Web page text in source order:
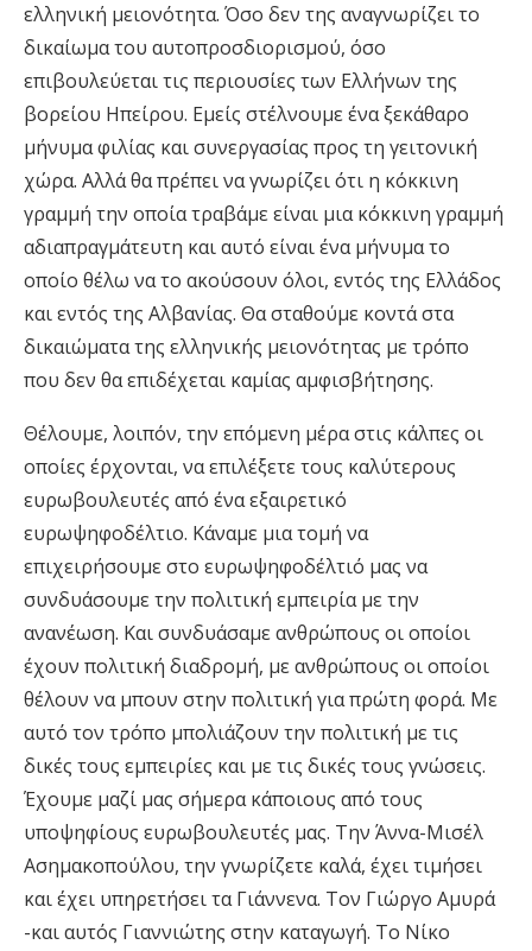
ελληνική μειονότητα. Όσο δεν της αναγνωρίζει το
δικαίωμα του αυτοπροσδιορισμού, όσο
επιβουλεύεται τις περιουσίες των Ελλήνων της
βορείου Ηπείρου. Εμείς στέλνουμε ένα ξεκάθαρο
μήνυμα φιλίας και συνεργασίας προς τη γειτονική
χώρα. Αλλά θα πρέπει να γνωρίζει ότι η κόκκινη
γραμμή την οποία τραβάμε είναι μια κόκκινη γραμμή
αδιαπραγμάτευτη και αυτό είναι ένα μήνυμα το
οποίο θέλω να το ακούσουν όλοι, εντός της Ελλάδος
και εντός της Αλβανίας. Θα σταθούμε κοντά στα
δικαιώματα της ελληνικής μειονότητας με τρόπο
που δεν θα επιδέχεται καμίας αμφισβήτησης.
Θέλουμε, λοιπόν, την επόμενη μέρα στις κάλπες οι
οποίες έρχονται, να επιλέξετε τους καλύτερους
ευρωβουλευτές από ένα εξαιρετικό
ευρωψηφοδέλτιο. Κάναμε μια τομή να
επιχειρήσουμε στο ευρωψηφοδέλτιό μας να
συνδυάσουμε την πολιτική εμπειρία με την
ανανέωση. Και συνδυάσαμε ανθρώπους οι οποίοι
έχουν πολιτική διαδρομή, με ανθρώπους οι οποίοι
θέλουν να μπουν στην πολιτική για πρώτη φορά. Με
αυτό τον τρόπο μπολιάζουν την πολιτική με τις
δικές τους εμπειρίες και με τις δικές τους γνώσεις.
Έχουμε μαζί μας σήμερα κάποιους από τους
υποψηφίους ευρωβουλευτές μας. Την Άννα-Μισέλ
Ασημακοπούλου, την γνωρίζετε καλά, έχει τιμήσει
και έχει υπηρετήσει τα Γιάννενα. Τον Γιώργο Αμυρά
-και αυτός Γιαννιώτης στην καταγωγή. Το Νίκο